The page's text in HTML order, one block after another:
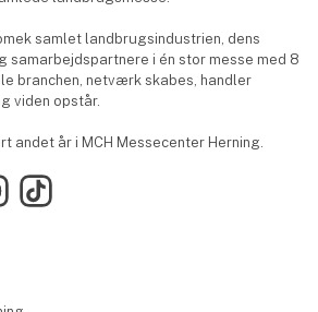
samlet landbrugsindustrien, dens
samarbejdspartnere i én stor messe med 8
branchen, netværk skabes, handler
viden opstår.
andet år i MCH Messecenter Herning.
TikTok